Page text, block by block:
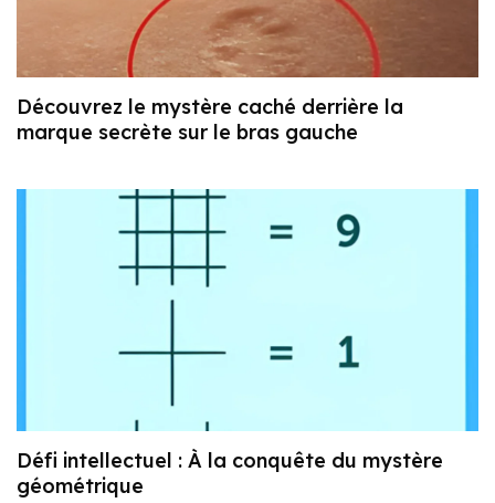
Découvrez le mystère caché derrière la
marque secrète sur le bras gauche
Défi intellectuel : À la conquête du mystère
géométrique